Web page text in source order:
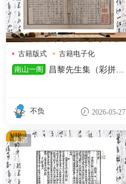
古籍版式
古籍电子化
昌黎先生
南山一阁
昌黎先生集（彩拼未
不负 2026-05-27
集部
VIP